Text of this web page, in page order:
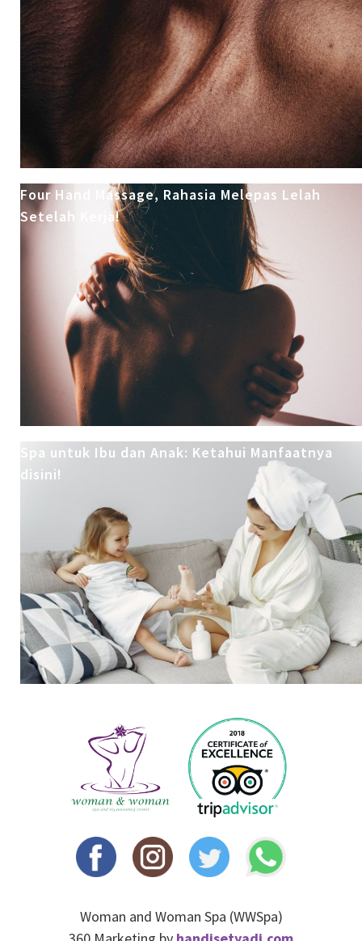
Four Hand Massage, Rahasia Melepas Lelah
Setelah Kerja!
Spa untuk Ibu dan Anak: Ketahui Manfaatnya
disini!
Woman and Woman Spa (WWSpa)